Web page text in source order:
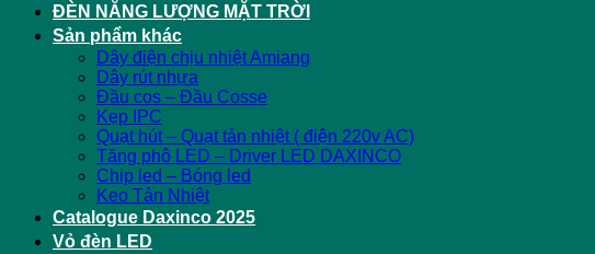
ĐÈN NĂNG LƯỢNG MẶT TRỜI
Sản phẩm khác
Dây điện chịu nhiệt Amiang
Dây rút nhựa
Đầu cos – Đầu Cosse
Kẹp IPC
Quạt hút – Quạt tản nhiệt ( điện 220v AC)
Tăng phô LED – Driver LED DAXINCO
Chip led – Bóng led
Keo Tản Nhiệt
Catalogue Daxinco 2025
Vỏ đèn LED